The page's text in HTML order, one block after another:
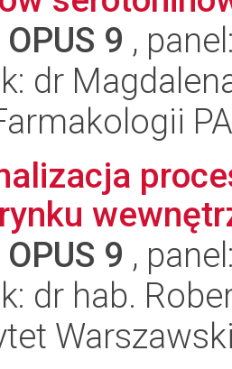
OPUS 9 ,
dr
OPUS 9 ,
dr hab.